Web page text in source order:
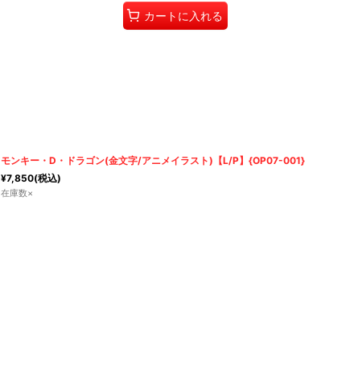
カートに入れる
モンキー・D・ドラゴン(金文字/アニメイラスト)【L/P】{OP07-001}
¥7,850(税込)
在庫数×